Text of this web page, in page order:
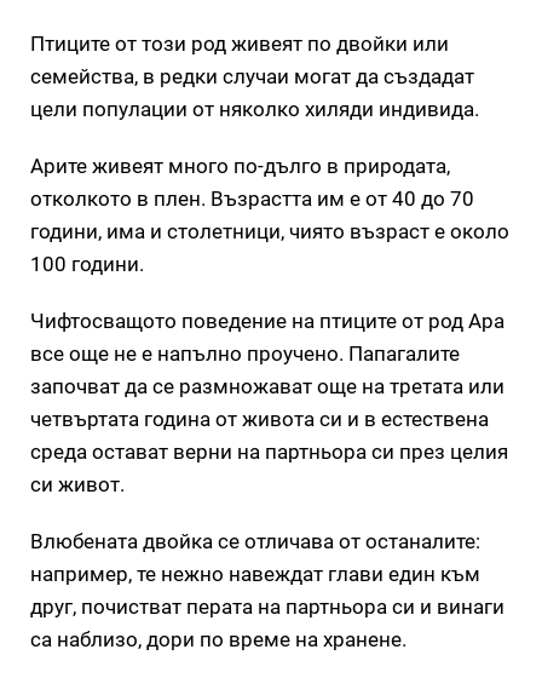
Птиците от този род живеят по двойки или
семейства, в редки случаи могат да създадат
цели популации от няколко хиляди индивида.
Арите живеят много по-дълго в природата,
отколкото в плен. Възрастта им е от 40 до 70
години, има и столетници, чиято възраст е около
100 години.
Чифтосващото поведение на птиците от род Aрa
все още не е напълно проучено. Папагалите
започват да се размножават още на третата или
четвъртата година от живота си и в естествена
среда остават верни на партньора си през целия
си живот.
Влюбената двойка се отличава от останалите:
например, те нежно навеждат глави един към
друг, почистват перата на партньора си и винаги
са наблизо, дори по време на хранене.